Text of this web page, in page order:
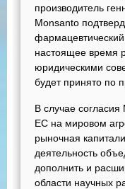
производитель
Monsanto
настоящее время
юридическими
будет принято по
В случае
ЕС на мировом
рыночная
деятельность
дополнить и
области научных